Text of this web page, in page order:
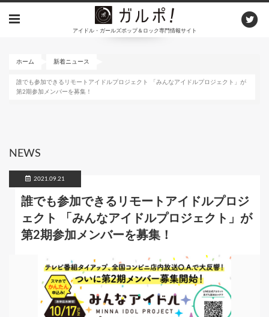
アイドル・ガールズポップ＆ロック専門情報サイト
ホーム 新着ニュース
誰でも参加できるリモートアイドルプロジェクト 「みんなアイドルプロジェクト」が
第2期参加メンバーを募集！
NEWS
2021.09.21
誰でも参加できるリモートアイドルプロジ
ェクト 「みんなアイドルプロジェクト」が
第2期参加メンバーを募集！